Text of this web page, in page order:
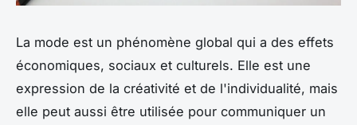
La mode est un phénomène global qui a des effets
économiques, sociaux et culturels. Elle est une
expression de la créativité et de l'individualité, mais
elle peut aussi être utilisée pour communiquer un